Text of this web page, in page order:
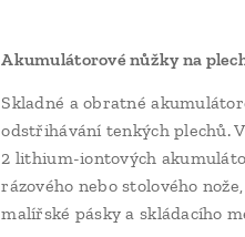
Akumulátorové nůžky na
Skladné a obratné
odstřihávání tenkých plechů.
2 lithium-iontových
rázového nebo stolového
malířské pásky a skládacího